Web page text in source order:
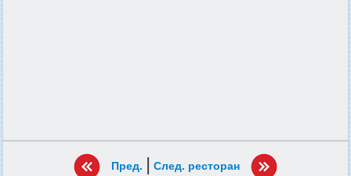
Пред. | След. ресторан